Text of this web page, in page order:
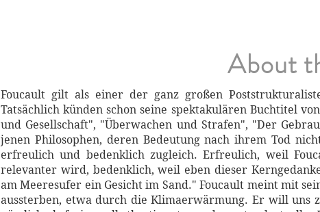
About
Foucault gilt als einer der ganz großen
Tatsächlich künden schon seine spektakulären Buchtitel
und Gesellschaft", "Überwachen und Strafen", "Der
jenen Philosophen, deren Bedeutung nach ihrem Tod
erfreulich und bedenklich zugleich. Erfreulich, weil
relevanter wird, bedenklich, weil eben dieser
am Meeresufer ein Gesicht im Sand." Foucault meint mit
aussterben, etwa durch die Klimaerwärmung. Er will uns